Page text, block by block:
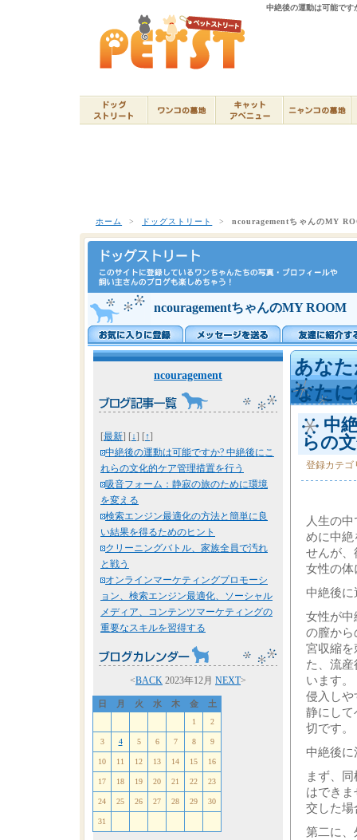
中絶後の運動は可能です
ホーム > ドッグストリート > ncouragementちゃんのMY
ncouragementちゃんのMY ROOM
ncouragement
[最新] [↓] [↑]
中絶後の運動は可能ですか? 中絶後にこ
れらの文化的ケア管理措置を行う
吸音フォーム：静寂の旅のために環境
を変える
検索エンジン最適化の方法と簡単に良
い結果を得るためのヒント
クリーニングバトル、家族全員で汚れ
と戦う
オンラインマーケティングプロモーシ
ョン、検索エンジン最適化、ソーシャル
メディア、コンテンツマーケティングの
重要なスキルを習得する
<BACK 2023年12月 NEXT>
日 月 火 水 木 金 土
1 2
3 4 5 6 7 8 9
10 11 12 13 14 15 16
17 18 19 20 21 22 23
24 25 26 27 28 29 30
31
あな
なた
中
らの
登録カテゴ
人生の
めに中絶
せんが、
女性の体
中絶後に
女性が中
の膣から
宮収縮を
た、流
います
侵入しや
静にして
切です。
中絶後に
まず、
はでき
交した場
第二に、